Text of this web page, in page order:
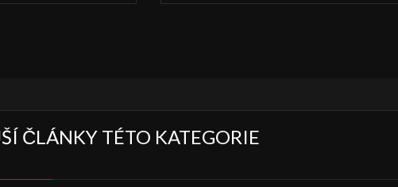
ČLÁNKY TÉTO KATEGORIE